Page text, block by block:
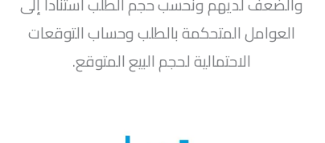
العوامل المتحكمة بالطلب وحساب التوقعات
الاحتمالية لحجم البيع المتوقع.